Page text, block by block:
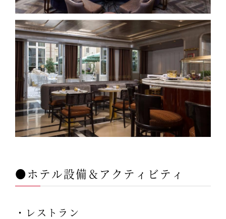
●ホテル設備＆アクティビティ
・レストラン